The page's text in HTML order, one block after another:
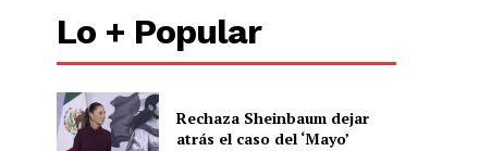
Lo + Popular
Rechaza Sheinbaum dejar
atrás el caso del ‘Mayo’